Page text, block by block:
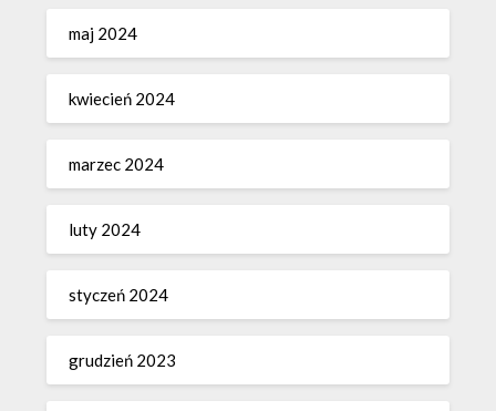
maj 2024
kwiecień 2024
marzec 2024
luty 2024
styczeń 2024
grudzień 2023